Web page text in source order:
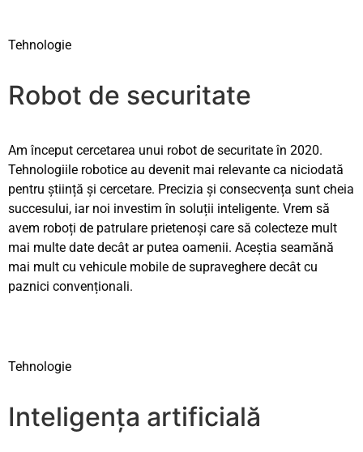
Tehnologie
Robot de securitate
Am început cercetarea unui robot de securitate în 2020.
Tehnologiile robotice au devenit mai relevante ca niciodată
pentru știință și cercetare. Precizia și consecvența sunt cheia
succesului, iar noi investim în soluții inteligente. Vrem să
avem roboți de patrulare prietenoși care să colecteze mult
mai multe date decât ar putea oamenii. Aceștia seamănă
mai mult cu vehicule mobile de supraveghere decât cu
paznici convenționali.
Tehnologie
Inteligența artificială